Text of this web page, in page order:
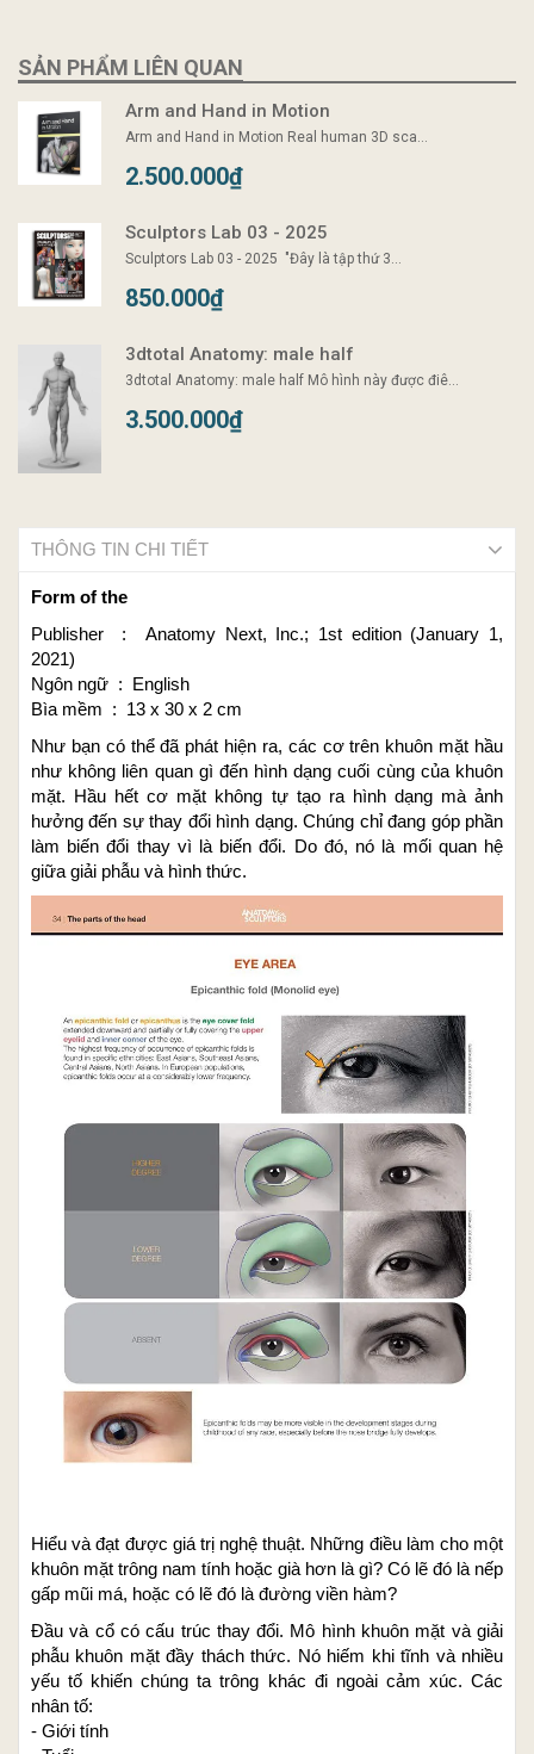
SẢN PHẨM LIÊN QUAN
Arm and Hand in Motion
Arm and Hand in Motion Real human 3D sca...
2.500.000₫
Sculptors Lab 03 - 2025
Sculptors Lab 03 - 2025 "Đây là tập thứ 3...
850.000₫
3dtotal Anatomy: male half
3dtotal Anatomy: male half Mô hình này được điê...
3.500.000₫
THÔNG TIN CHI TIẾT
Form of the
Publisher ‏ : ‎ Anatomy Next, Inc.; 1st edition (January 1,
2021)
Ngôn ngữ ‏ : ‎ English
Bìa mềm ‏ : ‎ 13 x 30 x 2 cm
Như bạn có thể đã phát hiện ra, các cơ trên khuôn mặt hầu
như không liên quan gì đến hình dạng cuối cùng của khuôn
mặt. Hầu hết cơ mặt không tự tạo ra hình dạng mà ảnh
hưởng đến sự thay đổi hình dạng. Chúng chỉ đang góp phần
làm biến đổi thay vì là biến đổi. Do đó, nó là mối quan hệ
giữa giải phẫu và hình thức.
Hiểu và đạt được giá trị nghệ thuật. Những điều làm cho một
khuôn mặt trông nam tính hoặc già hơn là gì? Có lẽ đó là nếp
gấp mũi má, hoặc có lẽ đó là đường viền hàm?
Đầu và cổ có cấu trúc thay đổi. Mô hình khuôn mặt và giải
phẫu khuôn mặt đầy thách thức. Nó hiếm khi tĩnh và nhiều
yếu tố khiến chúng ta trông khác đi ngoài cảm xúc. Các
nhân tố:
- Giới tính